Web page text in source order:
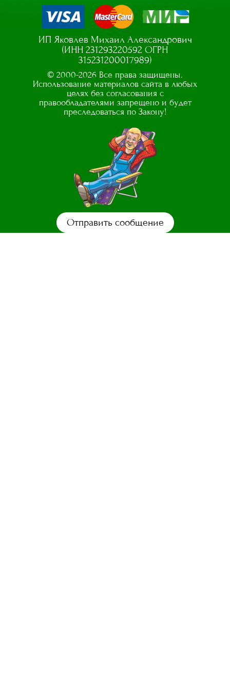
ИП Яковлев Михаил Александрович
(ИНН 231293220592 ОГРН
315231200017989)
© 2000-2026 Все права защищены.
Использование материалов сайта в любых
целях без согласования с
правообладателями запрещено и будет
преследоваться по Закону!
Отправить сообщение